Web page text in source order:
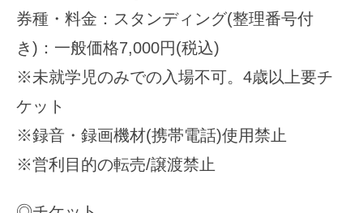
券種・料金：スタンディング(整理番号付
き)：一般価格7,000円(税込)
※未就学児のみでの入場不可。4歳以上要チ
ケット
※録音・録画機材(携帯電話)使用禁止
※営利目的の転売/譲渡禁止